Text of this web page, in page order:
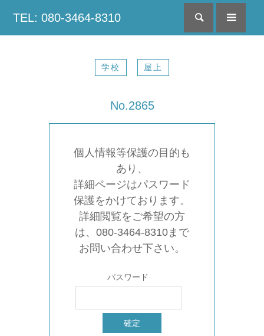
TEL: 080-3464-8310 検索
学校 屋上
No.2865
個人情報等保護の目的も
あり、
詳細ページはパスワード
保護をかけております。
詳細閲覧をご希望の方
は、080-3464-8310まで
お問い合わせ下さい。
パスワード